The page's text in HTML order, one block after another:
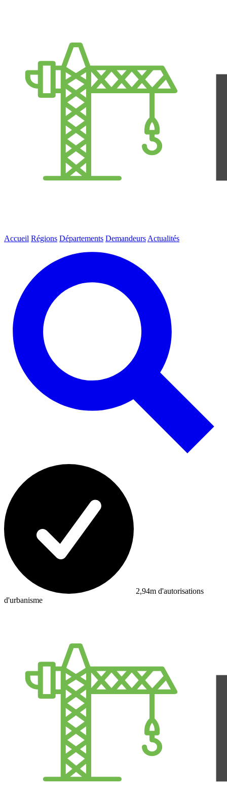
Accueil Régions Départements Demandeurs Actualités
2,94m d'autorisations
d'urbanisme